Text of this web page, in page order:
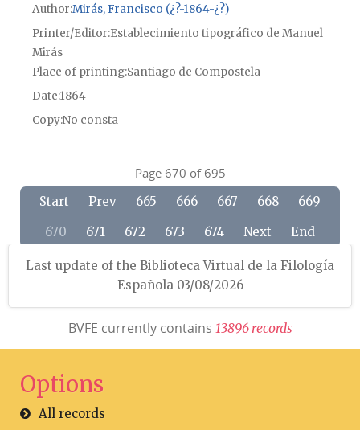
Author Mirás, Francisco (¿?-1864-¿?)
Printer/Editor Establecimiento tipográfico de Manuel
Mirás
Place of printingSantiago de Compostela
Date1864
CopyNo consta
Page 670 of 695
Start Prev 665 666 667 668
669
670
671 672 673 674 Next End
Last update of the Biblioteca Virtual de la Filología
Española 03/08/2026
BVFE currently contains 13896 records
Options
All records